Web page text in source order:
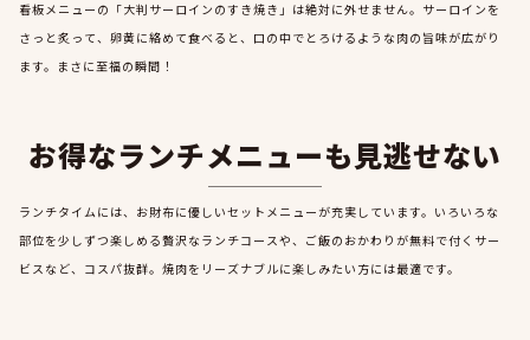
看板メニューの「大判サーロインのすき焼き」は絶対に外せません。サーロインを
さっと炙って、卵黄に絡めて食べると、口の中でとろけるような肉の旨味が広がり
ます。まさに至福の瞬間！
お得なランチメニューも見逃せない
ランチタイムには、お財布に優しいセットメニューが充実しています。いろいろな
部位を少しずつ楽しめる贅沢なランチコースや、ご飯のおかわりが無料で付くサー
ビスなど、コスパ抜群。焼肉をリーズナブルに楽しみたい方には最適です。